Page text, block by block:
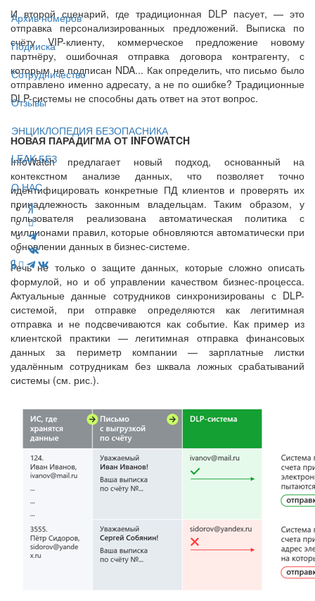
Архив номеров
Подписка
Сотрудничество
Отзывы
ЭНЦИКЛОПЕДИЯ БЕЗОПАСНИКА
LEAK-БЕЗ
О НАС
И второй сценарий, где традиционная DLP пасует, — это
отправка персонализированных предложений. Выписка по
счёту VIP-клиенту, коммерческое предложение новому
партнёру, ошибочная отправка договора контрагенту, с
которым не подписан NDA... Как определить, что письмо было
отправлено именно адресату, а не по ошибке? Традиционные
DLP-системы не способны дать ответ на этот вопрос.
НОВАЯ ПАРАДИГМА ОТ INFOWATCH
InfoWatch предлагает новый подход, основанный на
контекстном анализе данных, что позволяет точно
идентифицировать конкретные ПД клиентов и проверять их
принадлежность законным владельцам. Таким образом, у
пользователя реализована автоматическая политика с
миллионами правил, которые обновляются автоматически при
обновлении данных в бизнес-системе.
Речь не только о защите данных, которые сложно описать
формулой, но и об управлении качеством бизнес-процесса.
Актуальные данные сотрудников синхронизированы с DLP-
системой, при отправке определяются как легитимная
отправка и не подсвечиваются как событие. Как пример из
клиентской практики — легитимная отправка финансовых
данных за периметр компании — зарплатные листки
удалённым сотрудникам без шквала ложных срабатываний
системы (см. рис.).